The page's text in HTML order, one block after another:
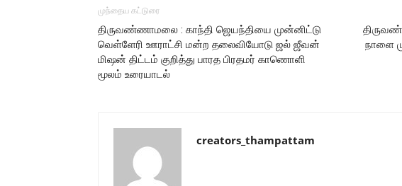
முந்தைய கட்டுரை
திருவண்ணாமலை : காந்தி ஜெயந்தியை முன்னிட்டு
வெள்ளேரி ஊராட்சி மன்ற தலைவியோடு ஜல் ஜீவன்
மிஷன் திட்டம் குறித்து பாரத பிரதமர் காணொளி
மூலம் உரையாடல்
நாளை
creators_thampattam